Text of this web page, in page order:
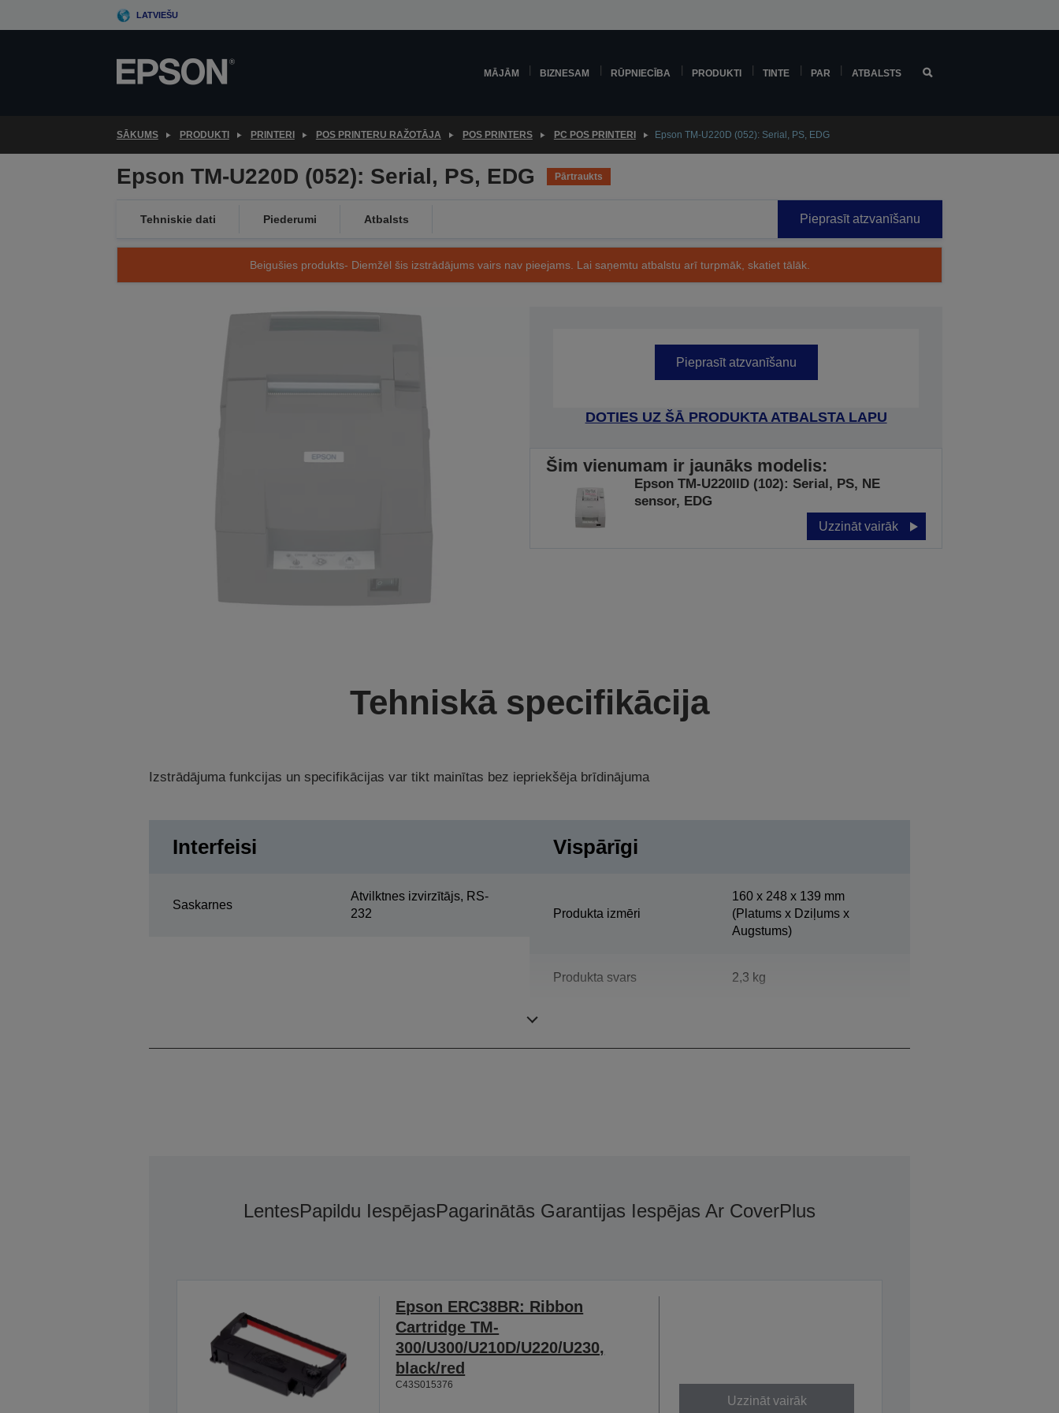
to
LATVIEŠU
MĀJĀM BIZNESAM RŪPNIECĪBA PRODUKTI TINTE PAR ATBALSTS
SĀKUMS PRODUKTI PRINTERI POS PRINTERU RAŽOTĀJA POS PRINTERS PC POS PRINTERI Epson TM-U220D (052): Serial, PS, EDG
Epson TM-U220D (052): Serial, PS, EDG Pārtraukts
Tehniskie dati Piederumi Atbalsts Pieprasīt atzvanīšanu
Beigušies produkts- Diemžēl šis izstrādājums vairs nav pieejams. Lai saņemtu atbalstu arī turpmāk, skatiet tālāk.
Pieprasīt atzvanīšanu
DOTIES UZ ŠĀ PRODUKTA ATBALSTA LAPU
Šim vienumam ir jaunāks modelis:
Epson TM-U220IID (102): Serial, PS, NE
sensor, EDG
Uzzināt vairāk
Tehniskā specifikācija
Izstrādājuma funkcijas un specifikācijas var tikt mainītas bez iepriekšēja brīdinājuma
Interfeisi
Saskarnes
Atvilktnes izvirzītājs, RS-
232
Vispārīgi
Produkta izmēri
160‎ x 248 x 139 mm
(Platums x Dziļums x
Augstums)
Produkta svars 2,3 kg
LentesPapildu IespējasPagarinātās Garantijas Iespējas Ar CoverPlus
Epson ERC38BR: Ribbon
Cartridge TM-
300/U300/U210D/U220/U230,
black/red
C43S015376
Uzzināt vairāk